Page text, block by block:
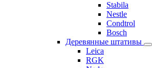
Stabila
Nestle
Condtrol
Bosch
Деревянные штативы
Leica
RGK